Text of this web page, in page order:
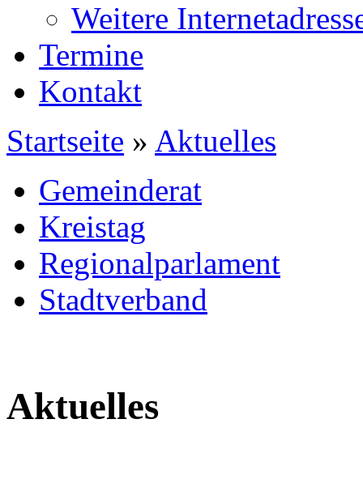
Weitere
Termine
Kontakt
Startseite » Aktuelles
Gemeinderat
Kreistag
Regionalparlament
Stadtverband
Aktuelles